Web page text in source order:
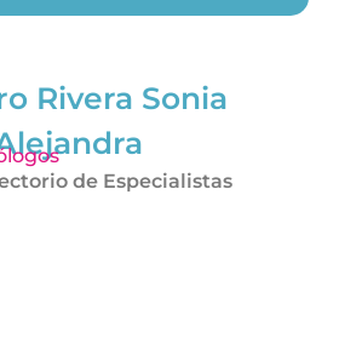
Rivera Sonia
de Especialistas